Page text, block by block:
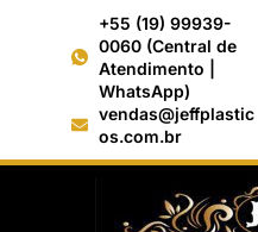
+55 (19) 99939-
0060 (Central de
Atendimento |
WhatsApp)
vendas@jeffplastic
os.com.br